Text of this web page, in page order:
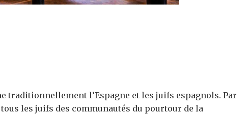
traditionnellement l’Espagne et les juifs espagnols. Par
les juifs des communautés du pourtour de la